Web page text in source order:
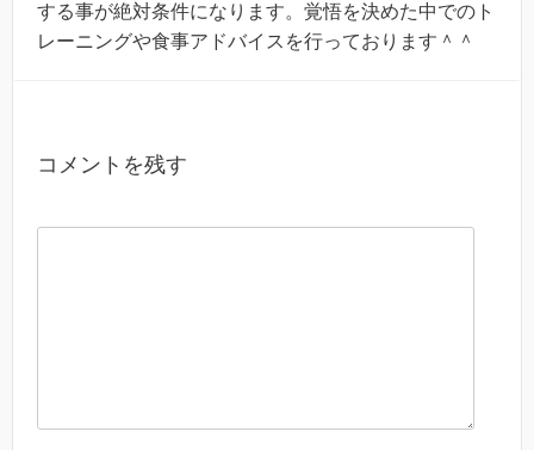
する事が絶対条件になります。覚悟を決めた中でのト
レーニングや食事アドバイスを行っております＾＾
コメントを残す